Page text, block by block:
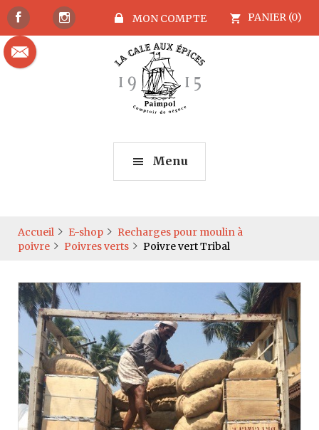
MON COMPTE PANIER (0)
Menu
Accueil E-shop
Recharges pour moulin à
poivre
Poivres verts Poivre vert Tribal